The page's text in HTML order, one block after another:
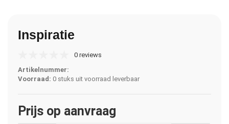
Inspiratie
0 reviews
Artikelnummer:
Voorraad: 0 stuks uit voorraad leverbaar
Prijs op aanvraag